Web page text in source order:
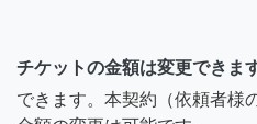
チケットの金額は変更できま
できます。本契約（依頼者様